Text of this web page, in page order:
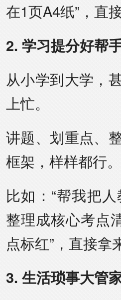
在1页A4纸”，直
2. 学习提分好帮
从小学到大学，
上忙。
讲题、划重点、
框架，样样都行。
比如：“帮我把
整理成核心考点
点标红”，直接拿
3. 生活琐事大管